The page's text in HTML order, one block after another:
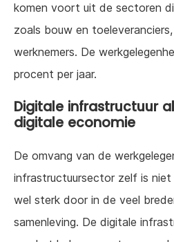
komen voort uit de sectoren
zoals bouw en
werknemers. De
procent per jaar.
Digitale infrastructuur
digitale economie
De omvang van de
infrastructuursector zelf is
wel sterk door in de veel
samenleving. De digitale